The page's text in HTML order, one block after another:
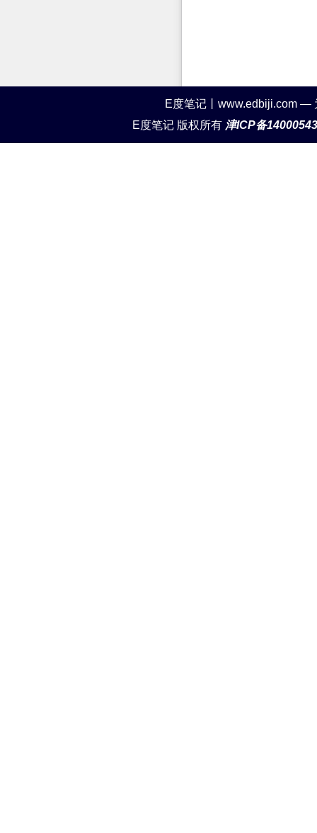
E度笔记丨www.edbiji.com
E度笔记 版权所有 津ICP备